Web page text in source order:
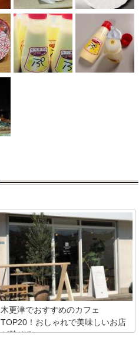
木更津でおすすめのカフェ
TOP20！おしゃれで美味しいお店
が勢ぞろい